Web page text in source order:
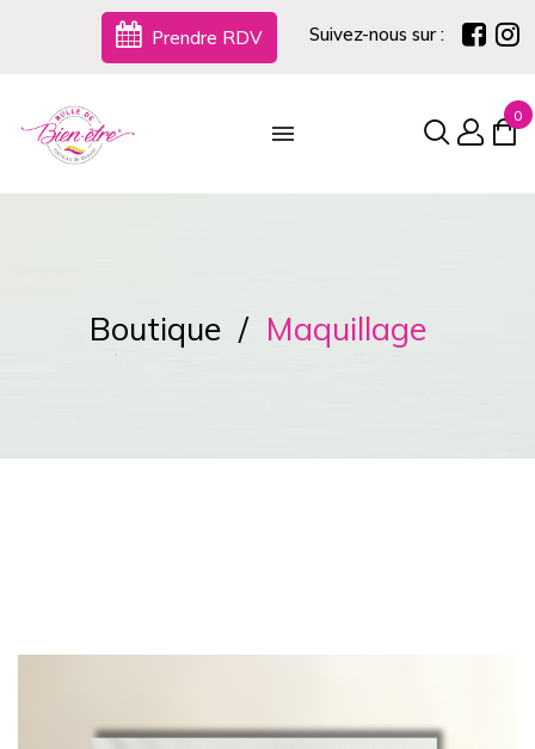
Prendre RDV Suivez-nous sur :
0
Boutique Maquillage